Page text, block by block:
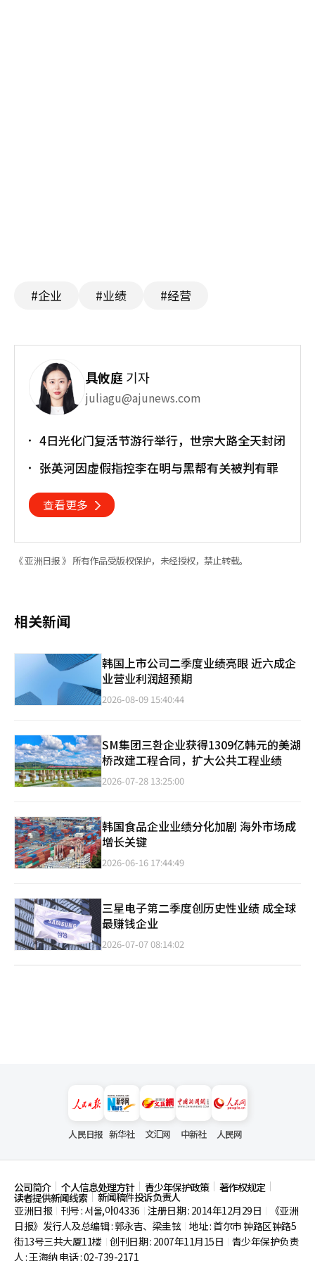
#企业 #业绩 #经营
具攸庭 기자
juliagu@ajunews.com
4日光化门复活节游行举行，世宗大路全天封闭
张英河因虚假指控李在明与黑帮有关被判有罪
查看更多
《 亚洲日报 》 所有作品受版权保护，未经授权，禁止转载。
相关新闻
韩国上市公司二季度业绩亮眼 近六成企
业营业利润超预期
2026-08-09 15:40:44
SM集团三환企业获得1309亿韩元的美湖
桥改建工程合同，扩大公共工程业绩
2026-07-28 13:25:00
韩国食品企业业绩分化加剧 海外市场成
增长关键
2026-06-16 17:44:49
三星电子第二季度创历史性业绩 成全球
最赚钱企业
2026-07-07 08:14:02
人民日报 新华社 文汇网 中新社 人民网
公司简介 个人信息处理方针 青少年保护政策 著作权规定
读者提供新闻线索
新闻稿件投诉负责人
亚洲日报
刊号 : 서울,아04336 注册日期 : 2014年12月29日
《亚洲
日报》发行人及总编辑 : 郭永吉、梁圭铉 地址 : 首尔市钟路区钟路5
街13号三共大厦11楼 创刊日期 : 2007年11月15日
青少年保护负责
人 : 王海纳 电话 : 02-739-2171